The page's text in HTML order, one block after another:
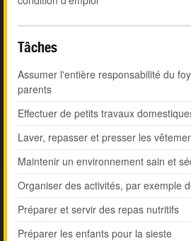
Tâches
Assumer l'entière responsabilité du
parents
Effectuer de petits travaux
Laver, repasser et presser les
Maintenir un environnement sain et
Organiser des activités, par exemple
Préparer et servir des repas nutritifs
Préparer les enfants pour la sieste